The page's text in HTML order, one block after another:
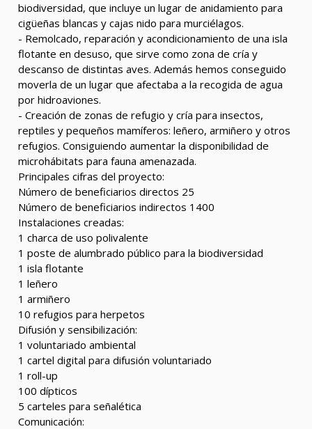
biodiversidad, que incluye un lugar de anidamiento para
cigüeñas blancas y cajas nido para murciélagos.
- Remolcado, reparación y acondicionamiento de una isla
flotante en desuso, que sirve como zona de cría y
descanso de distintas aves. Además hemos conseguido
moverla de un lugar que afectaba a la recogida de agua
por hidroaviones.
- Creación de zonas de refugio y cría para insectos,
reptiles y pequeños mamíferos: leñero, armiñero y otros
refugios. Consiguiendo aumentar la disponibilidad de
microhábitats para fauna amenazada.
Principales cifras del proyecto:
Número de beneficiarios directos 25
Número de beneficiarios indirectos 1400
Instalaciones creadas:
1 charca de uso polivalente
1 poste de alumbrado público para la biodiversidad
1 isla flotante
1 leñero
1 armiñero
10 refugios para herpetos
Difusión y sensibilización:
1 voluntariado ambiental
1 cartel digital para difusión voluntariado
1 roll-up
100 dípticos
5 carteles para señalética
Comunicación: